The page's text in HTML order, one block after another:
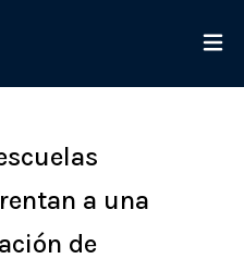
a una
de